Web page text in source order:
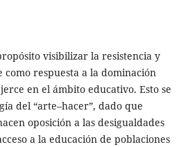
visibilizar la resistencia y
como respuesta a la dominación
en el ámbito educativo. Esto se
del “arte–hacer”, dado que
oposición a las desigualdades
a la educación de poblaciones